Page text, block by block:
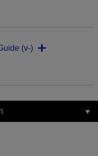
(v-)